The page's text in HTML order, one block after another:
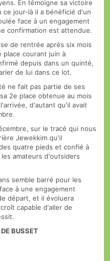
En témoigne sa victoire
ce jour-là il a bénéficié d'un
face à un engagement
confirmation est attendue.
de rentrée après six mois
place courant juin à
depuis dans un quinté,
de lui dans ce lot.
ne fait pas partie de ses
2e place obtenue au mois
d'autant qu'il avait
sur le tracé qui nous
Jewekkim qu'il
quatre pieds et confié à
amateurs d'outsiders
semble barré pour les
à une engagement
départ, et il évoluera
capable d'aller de
BUSSET